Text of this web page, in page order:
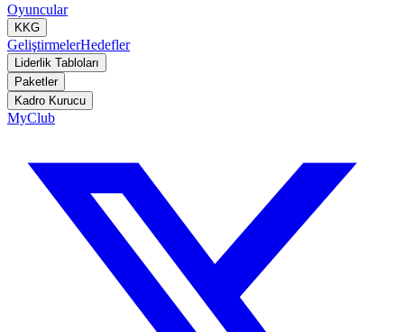
Oyuncular
KKG
GeliştirmelerHedefler
Liderlik Tabloları
Paketler
Kadro Kurucu
MyClub